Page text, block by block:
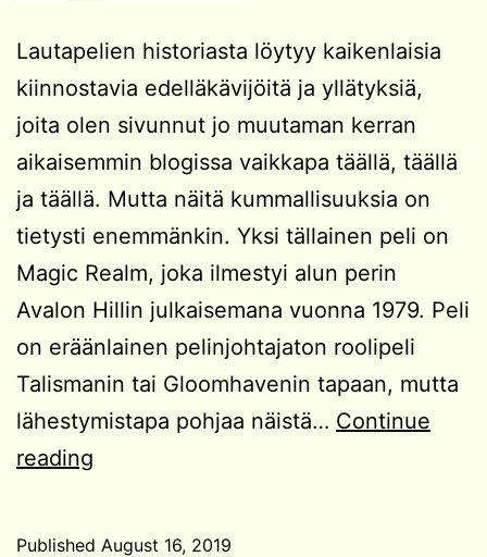
Lautapelien historiasta löytyy kaikenlaisia
kiinnostavia edelläkävijöitä ja yllätyksiä,
joita olen sivunnut jo muutaman kerran
aikaisemmin blogissa vaikkapa täällä, täällä
ja täällä. Mutta näitä kummallisuuksia on
tietysti enemmänkin. Yksi tällainen peli on
Magic Realm, joka ilmestyi alun perin
Avalon Hillin julkaisemana vuonna 1979. Peli
on eräänlainen pelinjohtajaton roolipeli
Talismanin tai Gloomhavenin tapaan, mutta
lähestymistapa pohjaa näistä… Continue
reading
Published August 16, 2019